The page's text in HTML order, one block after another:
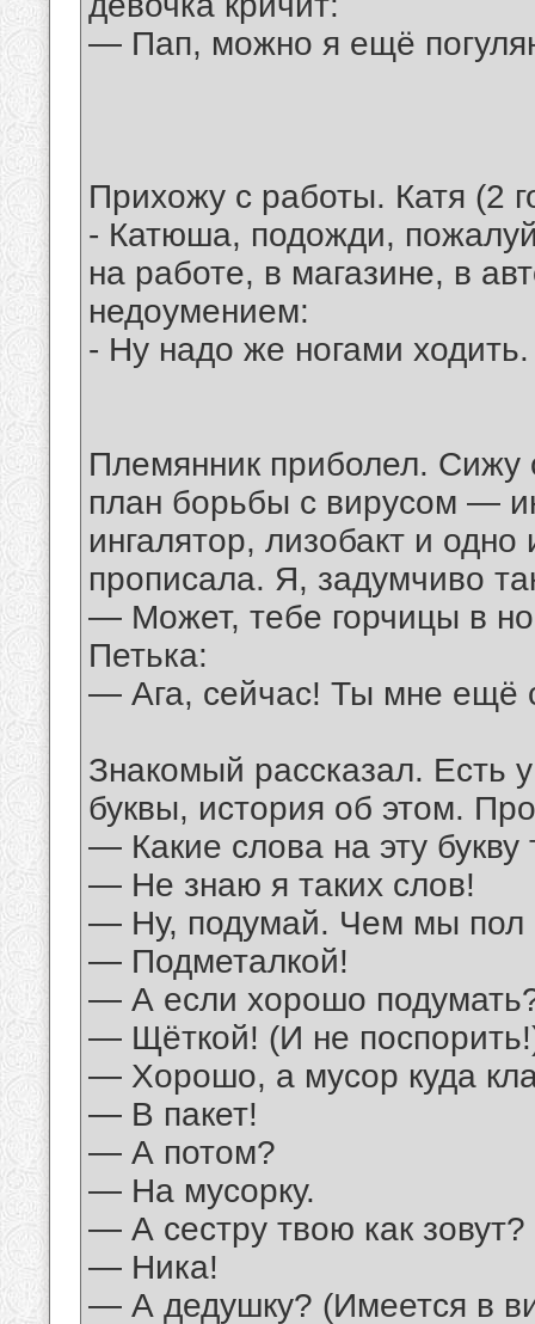
— Пап, можно я ещё
Прихожу с работы. Катя (2
- Катюша, подожди,
на работе, в магазине, в
недоумением:
- Ну надо же ногами ходить.
Племянник приболел. Сижу
план борьбы с вирусом —
ингалятор, лизобакт и
прописала. Я, задумчиво
— Может, тебе горчицы в
Петька:
— Ага, сейчас! Ты мне ещё
Знакомый рассказал. Есть
буквы, история об этом.
— Какие слова на эту
— Не знаю я таких слов!
— Ну, подумай. Чем мы пол
— Подметалкой!
— А если хорошо
— Щёткой! (И не
— Хорошо, а мусор куда
— В пакет!
— А потом?
— На мусорку.
— А сестру твою как
— Ника!
— А дедушку? (Имеется в